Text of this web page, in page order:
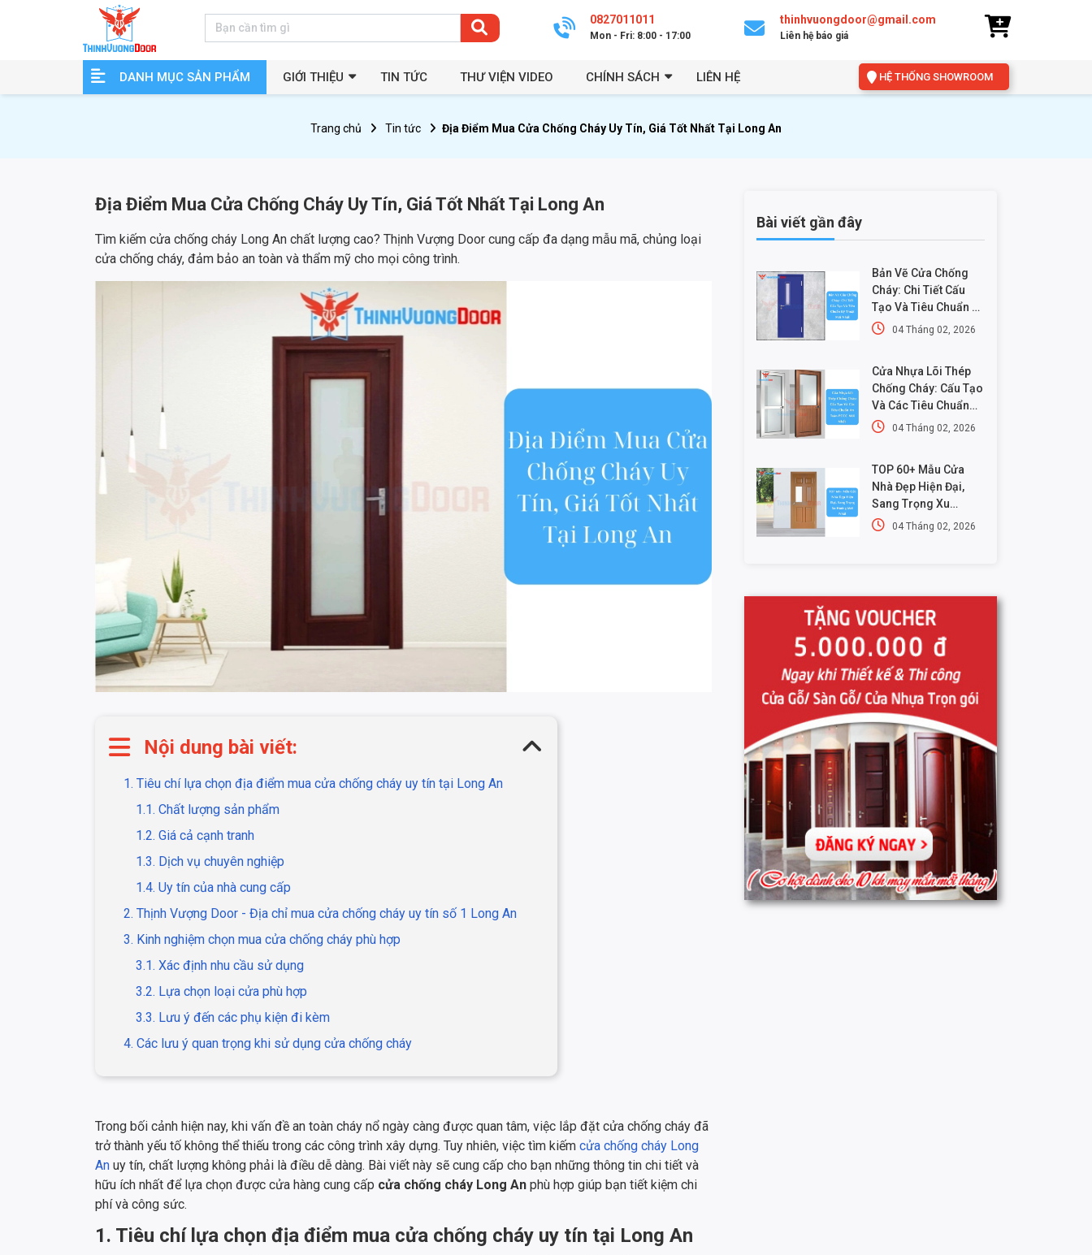
0827011011
Mon - Fri: 8:00 - 17:00
thinhvuongdoor@gmail.com
Liên hệ báo giá
DANH MỤC SẢN PHẨM GIỚI THIỆU TIN TỨC THƯ VIỆN VIDEO CHÍNH SÁCH LIÊN HỆ HỆ THỐNG SHOWROOM
Trang chủ Tin tức Địa Điểm Mua Cửa Chống Cháy Uy Tín, Giá Tốt Nhất Tại Long An
Địa Điểm Mua Cửa Chống Cháy Uy Tín, Giá Tốt Nhất Tại Long An
Tìm kiếm cửa chống cháy Long An chất lượng cao? Thịnh Vượng Door cung cấp đa dạng mẫu mã, chủng loại
cửa chống cháy, đảm bảo an toàn và thẩm mỹ cho mọi công trình.
Nội dung bài viết:
1. Tiêu chí lựa chọn địa điểm mua cửa chống cháy uy tín tại Long An
1.1. Chất lượng sản phẩm
1.2. Giá cả cạnh tranh
1.3. Dịch vụ chuyên nghiệp
1.4. Uy tín của nhà cung cấp
2. Thịnh Vượng Door - Địa chỉ mua cửa chống cháy uy tín số 1 Long An
3. Kinh nghiệm chọn mua cửa chống cháy phù hợp
3.1. Xác định nhu cầu sử dụng
3.2. Lựa chọn loại cửa phù hợp
3.3. Lưu ý đến các phụ kiện đi kèm
4. Các lưu ý quan trọng khi sử dụng cửa chống cháy
Trong bối cảnh hiện nay, khi vấn đề an toàn cháy nổ ngày càng được quan tâm, việc lắp đặt cửa chống cháy đã
trở thành yếu tố không thể thiếu trong các công trình xây dựng. Tuy nhiên, việc tìm kiếm cửa chống cháy Long
An uy tín, chất lượng không phải là điều dễ dàng. Bài viết này sẽ cung cấp cho bạn những thông tin chi tiết và
hữu ích nhất để lựa chọn được cửa hàng cung cấp cửa chống cháy Long An phù hợp giúp bạn tiết kiệm chi
phí và công sức.
1. Tiêu chí lựa chọn địa điểm mua cửa chống cháy uy tín tại Long An
Bài viết gần đây
Bản Vẽ Cửa Chống
Cháy: Chi Tiết Cấu
Tạo Và Tiêu Chuẩn Kỹ
Thuật Mới Nhất
04 Tháng 02, 2026
Cửa Nhựa Lõi Thép
Chống Cháy: Cấu Tạo
Và Các Tiêu Chuẩn
An Toàn PCCC Mới
04 Tháng 02, 2026
TOP 60+ Mẫu Cửa
Nhà Đẹp Hiện Đại,
Sang Trọng Xu
Hướng Mới Nhất
04 Tháng 02, 2026